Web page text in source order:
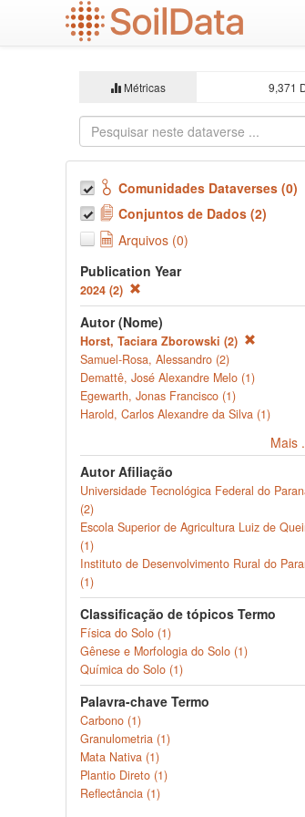
Métricas 9,371
Comunidades Dataverses (0)
Conjuntos de Dados (2)
Arquivos (0)
Publication Year
2024 (2)
Autor (Nome)
Horst, Taciara Zborowski (2)
Samuel-Rosa, Alessandro (2)
Demattê, José Alexandre Melo (1)
Egewarth, Jonas Francisco (1)
Harold, Carlos Alexandre da Silva (1)
Mais
Autor Afiliação
Universidade Tecnológica Federal do
(2)
Escola Superior de Agricultura Luiz de
(1)
Instituto de Desenvolvimento Rural do
(1)
Classificação de tópicos Termo
Física do Solo (1)
Gênese e Morfologia do Solo (1)
Química do Solo (1)
Palavra-chave Termo
Carbono (1)
Granulometria (1)
Mata Nativa (1)
Plantio Direto (1)
Reflectância (1)